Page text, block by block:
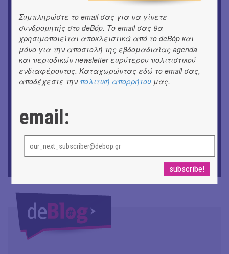
ΕΙΚΑΣΤΙΚΑ
Αργύρης Ραλλιάς | Λιτανεία
ΕΙΚΑΣΤΙΚΑ
Θανάσης Λάλας-Κώστας Τσόκλης - Συνομιλώντας με
εικόνες και λέξεις
ΜΟΥΣΙΚΗ
9o Φεστιβάλ Στρογγύλη στη Σαντορίνη
ΘΕΑΤΡΟ / ΧΟΡΟΣ
Συμπληρώστε το email σας για να γίνετε
συνδρομητής στο deBόp. Το email σας θα
χρησιμοποιείται αποκλειστικά από το deBόp και
μόνο για την αποστολή της εβδομαδιαίας agenda
και περιοδικών newsletter ευρύτερου πολιτιστικού
ενδιαφέροντος. Καταχωρώντας εδώ το email σας,
αποδέχεστε την πολιτική απορρήτου μας.
email: